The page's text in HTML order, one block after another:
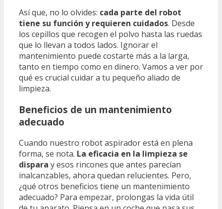
Así que, no lo olvides: cada parte del robot
tiene su función y requieren cuidados. Desde
los cepillos que recogen el polvo hasta las ruedas
que lo llevan a todos lados. Ignorar el
mantenimiento puede costarte más a la larga,
tanto en tiempo como en dinero. Vamos a ver por
qué es crucial cuidar a tu pequeño aliado de
limpieza.
Beneficios de un mantenimiento
adecuado
Cuando nuestro robot aspirador está en plena
forma, se nota. La eficacia en la limpieza se
dispara y esos rincones que antes parecían
inalcanzables, ahora quedan relucientes. Pero,
¿qué otros beneficios tiene un mantenimiento
adecuado? Para empezar, prolongas la vida útil